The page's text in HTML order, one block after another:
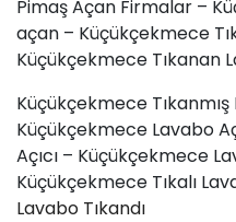
Pimaş Açan Firmalar –
açan – Küçükçekmece
Küçükçekmece Tıkanan
Küçükçekmece
Küçükçekmece Lavabo
Açıcı – Küçükçekmece
Küçükçekmece Tıkalı
Lavabo Tıkandı